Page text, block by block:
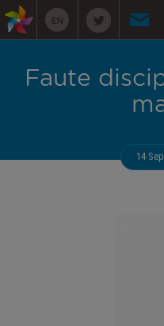
Faute
14